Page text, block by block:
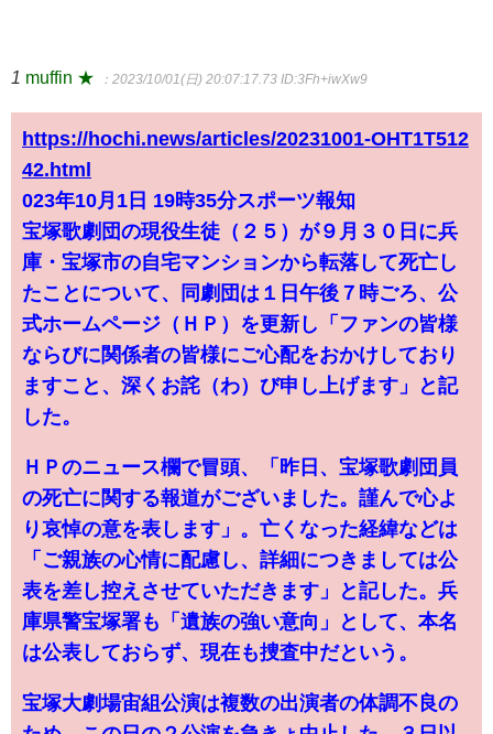
1 muffin ★ ：2023/10/01(日) 20:07:17.73 ID:3Fh+iwXw9
https://hochi.news/articles/20231001-OHT1T512
42.html
023年10月1日 19時35分スポーツ報知
宝塚歌劇団の現役生徒（２５）が９月３０日に兵
庫・宝塚市の自宅マンションから転落して死亡し
たことについて、同劇団は１日午後７時ごろ、公
式ホームページ（ＨＰ）を更新し「ファンの皆様
ならびに関係者の皆様にご心配をおかけしており
ますこと、深くお詫（わ）び申し上げます」と記
した。
ＨＰのニュース欄で冒頭、「昨日、宝塚歌劇団員
の死亡に関する報道がございました。謹んで心よ
り哀悼の意を表します」。亡くなった経緯などは
「ご親族の心情に配慮し、詳細につきましては公
表を差し控えさせていただきます」と記した。兵
庫県警宝塚署も「遺族の強い意向」として、本名
は公表しておらず、現在も捜査中だという。
宝塚大劇場宙組公演は複数の出演者の体調不良の